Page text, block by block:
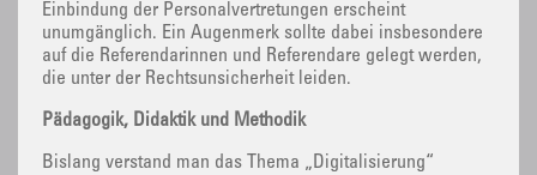
Einbindung der Personalvertretungen erscheint
unumgänglich. Ein Augenmerk sollte dabei insbesondere
auf die Referendarinnen und Referendare gelegt werden,
die unter der Rechtsunsicherheit leiden.
Pädagogik, Didaktik und Methodik
Bislang verstand man das Thema „Digitalisierung“